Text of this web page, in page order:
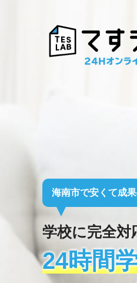
海南市で安くて成
学校に完全
24時間